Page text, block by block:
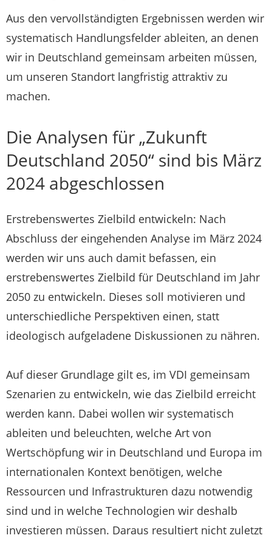
Aus den vervollständigten Ergebnissen werden wir
systematisch Handlungsfelder ableiten, an denen
wir in Deutschland gemeinsam arbeiten müssen,
um unseren Standort langfristig attraktiv zu
machen.
Die Analysen für „Zukunft
Deutschland 2050“ sind bis März
2024 abgeschlossen
Erstrebenswertes Zielbild entwickeln: Nach
Abschluss der eingehenden Analyse im März 2024
werden wir uns auch damit befassen, ein
erstrebenswertes Zielbild für Deutschland im Jahr
2050 zu entwickeln. Dieses soll motivieren und
unterschiedliche Perspektiven einen, statt
ideologisch aufgeladene Diskussionen zu nähren.
Auf dieser Grundlage gilt es, im VDI gemeinsam
Szenarien zu entwickeln, wie das Zielbild erreicht
werden kann. Dabei wollen wir systematisch
ableiten und beleuchten, welche Art von
Wertschöpfung wir in Deutschland und Europa im
internationalen Kontext benötigen, welche
Ressourcen und Infrastrukturen dazu notwendig
sind und in welche Technologien wir deshalb
investieren müssen. Daraus resultiert nicht zuletzt